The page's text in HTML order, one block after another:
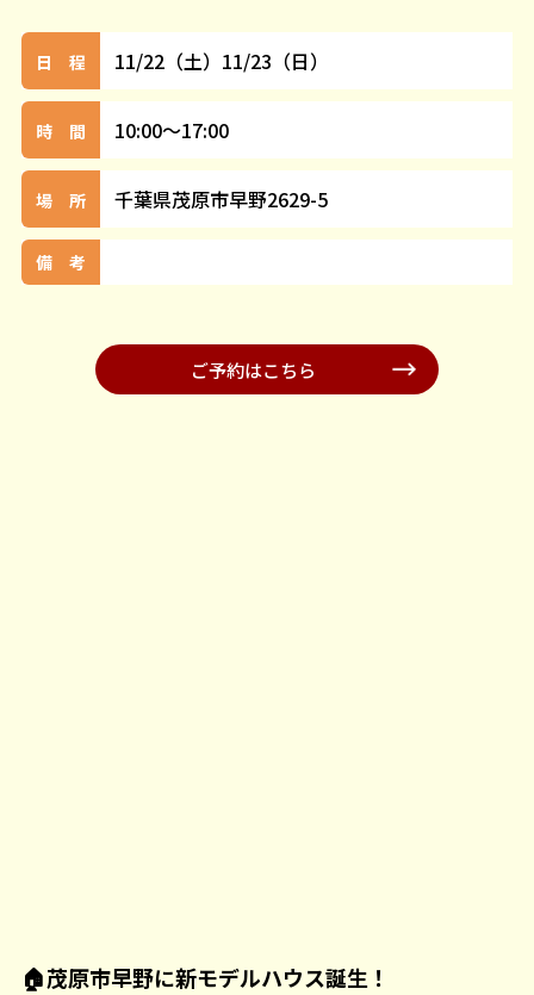
日 程 11/22（土）11/23（日）
時 間 10:00～17:00
場 所 千葉県茂原市早野2629-5
備 考
ご予約はこちら
🏠茂原市早野に新モデルハウス誕生！